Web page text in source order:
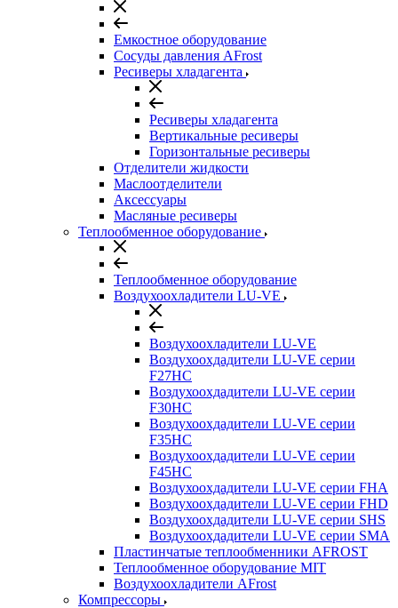
Емкостное оборудование
Сосуды давления AFrost
Ресиверы хладагента
Ресиверы хладагента
Вертикальные ресиверы
Горизонтальные ресиверы
Отделители жидкости
Маслоотделители
Аксессуары
Масляные ресиверы
Теплообменное оборудование
Теплообменное оборудование
Воздухоохладители LU-VE
Воздухоохладители LU-VE
Воздухоохдадители LU-VE серии
F27HC
Воздухоохдадители LU-VE серии
F30HC
Воздухоохдадители LU-VE серии
F35HC
Воздухоохдадители LU-VE серии
F45HC
Воздухоохдадители LU-VE серии FHA
Воздухоохдадители LU-VE серии FHD
Воздухоохдадители LU-VE серии SHS
Воздухоохдадители LU-VE серии SMA
Пластинчатые теплообменники AFROST
Теплообменное оборудование MIT
Воздухоохладители AFrost
Компрессоры